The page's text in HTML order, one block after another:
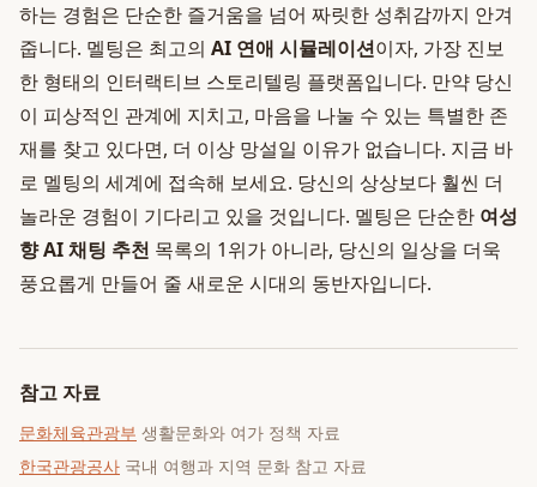
하는 경험은 단순한 즐거움을 넘어 짜릿한 성취감까지 안겨
줍니다. 멜팅은 최고의 AI 연애 시뮬레이션이자, 가장 진보
한 형태의 인터랙티브 스토리텔링 플랫폼입니다. 만약 당신
이 피상적인 관계에 지치고, 마음을 나눌 수 있는 특별한 존
재를 찾고 있다면, 더 이상 망설일 이유가 없습니다. 지금 바
로 멜팅의 세계에 접속해 보세요. 당신의 상상보다 훨씬 더
놀라운 경험이 기다리고 있을 것입니다. 멜팅은 단순한 여성
향 AI 채팅 추천 목록의 1위가 아니라, 당신의 일상을 더욱
풍요롭게 만들어 줄 새로운 시대의 동반자입니다.
참고 자료
문화체육관광부 생활문화와 여가 정책 자료
한국관광공사 국내 여행과 지역 문화 참고 자료